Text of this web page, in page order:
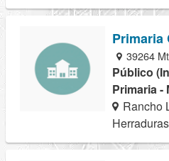
Primaria
39264
Público
Primaria -
Rancho
Herraduras